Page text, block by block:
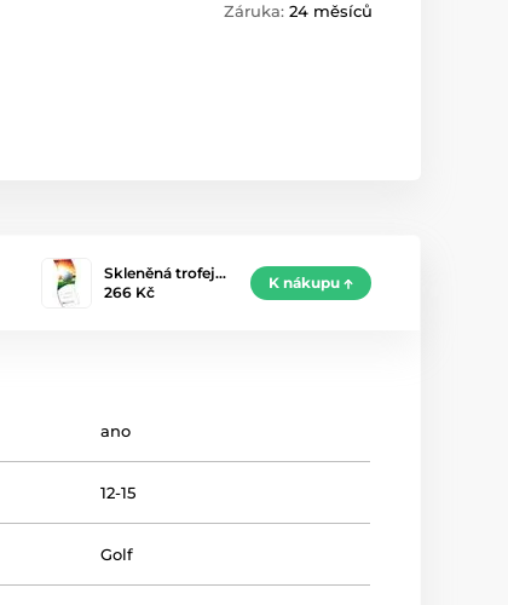
Záruka: 24 měsíců
Skleněná trofej…
266 Kč
K nákupu
ano
12-15
Golf